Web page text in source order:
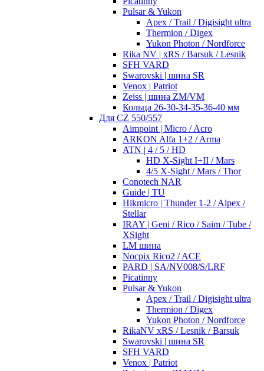
Pulsar & Yukon
Apex / Trail / Digisight ultra
Thermion / Digex
Yukon Photon / Nordforce
Rika NV | xRS / Barsuk / Lesnik
SFH VARD
Swarovski | шина SR
Venox | Patriot
Zeiss | шина ZM/VM
Кольца 26-30-34-35-36-40 мм
Для CZ 550/557
Aimpoint | Micro / Acro
ARKON Alfa 1+2 / Arma
ATN | 4 / 5 / HD
HD X-Sight I+II / Mars
4/5 X-Sight / Mars / Thor
Conotech NAR
Guide | TU
Hikmicro | Thunder 1-2 / Alpex /
Stellar
IRAY | Geni / Rico / Saim / Tube /
XSight
LM шина
Nocpix Rico2 / ACE
PARD | SA/NV008/S/LRF
Picatinny
Pulsar & Yukon
Apex / Trail / Digisight ultra
Thermion / Digex
Yukon Photon / Nordforce
RikaNV xRS / Lesnik / Barsuk
Swarovski | шина SR
SFH VARD
Venox | Patriot